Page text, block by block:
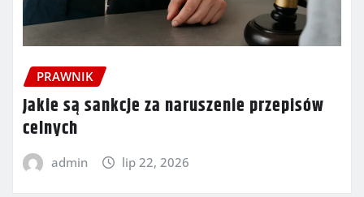
PRAWNIK
Jakie są sankcje za naruszenie przepisów
celnych
admin lip 22, 2026